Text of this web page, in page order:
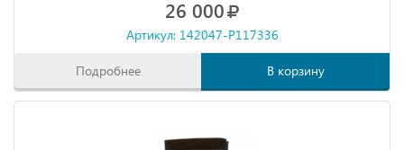
26 000
Артикул: 142047-P117336
Подробнее В корзину